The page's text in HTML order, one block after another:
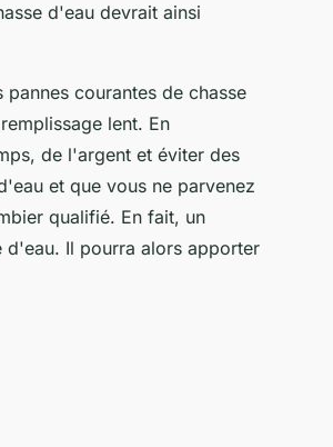
d'eau devrait ainsi
courantes de chasse
lent. En
de l'argent et éviter des
et que vous ne parvenez
qualifié. En fait, un
d'eau. Il pourra alors apporter